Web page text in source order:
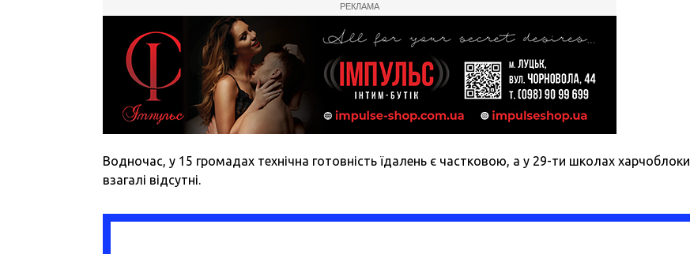
РЕКЛАМА
Водночас, у 15 громадах технічна готовність їдалень є частковою, а у 29-ти школах харчоблоки
взагалі відсутні.